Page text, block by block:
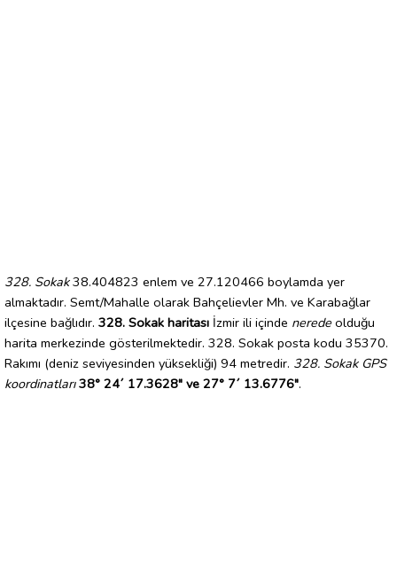
328. Sokak38.404823 enlem ve 27.120466 boylamda yer
almaktadır. Semt/Mahalle olarak Bahçelievler Mh. ve Karabağlar
ilçesine bağlıdır. 328. Sokak haritası İzmir ili içinde nerede olduğu
harita merkezinde gösterilmektedir. 328. Sokak posta kodu 35370.
Rakımı (deniz seviyesinden yüksekliği) 94 metredir. 328. Sokak GPS
koordinatları 38° 24´ 17.3628" ve 27° 7´ 13.6776".